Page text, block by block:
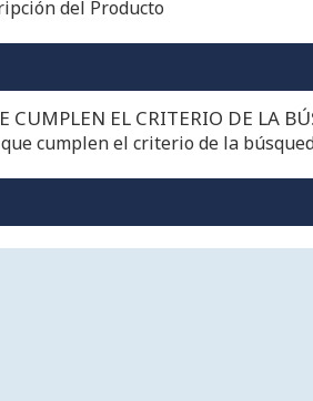
del Producto
CUMPLEN EL CRITERIO DE LA
cumplen el criterio de la